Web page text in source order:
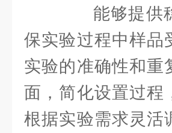
能够提供稳
保实验过程中样品
实验的准确性和重
面，简化设置过程
根据实验需求灵活